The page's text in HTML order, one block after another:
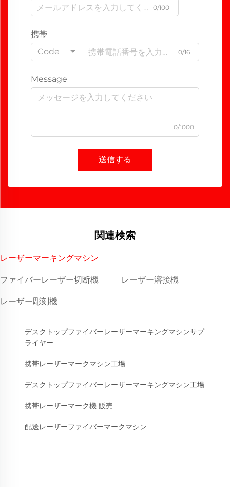
0/100
携帯
Code
0/16
Message
0/1000
送信する
関連検索
レーザーマーキングマシン
ファイバーレーザー切断機 レーザー溶接機
レーザー彫刻機
デスクトップファイバーレーザーマーキングマシンサプ
ライヤー
携帯レーザーマークマシン工場
デスクトップファイバーレーザーマーキングマシン工場
携帯レーザーマーク機 販売
配送レーザーファイバーマークマシン